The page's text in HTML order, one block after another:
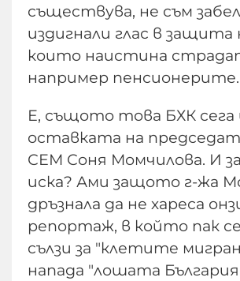
съществува, не съм
издигнали глас в защита
които наистина
например пенсионерите.
Е, същото това БХК сега
оставката на
СЕМ Соня Момчилова. И
иска? Ами защото г-жа
дръзнала да не хареса
репортаж, в който пак
сълзи за "клетите
напада "лошата